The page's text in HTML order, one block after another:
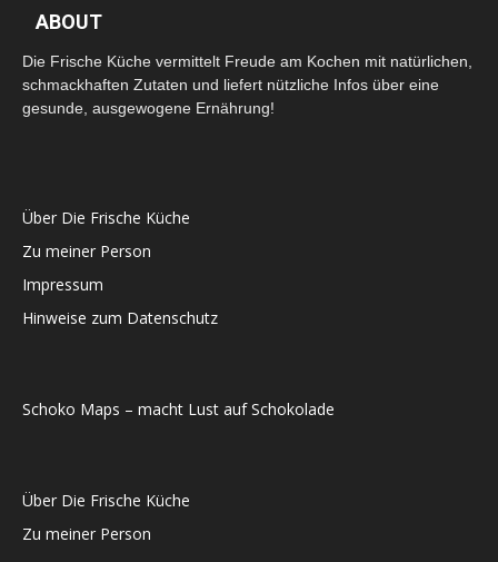
ABOUT
Die Frische Küche vermittelt Freude am Kochen mit natürlichen,
schmackhaften Zutaten und liefert nützliche Infos über eine
gesunde, ausgewogene Ernährung!
Über Die Frische Küche
Zu meiner Person
Impressum
Hinweise zum Datenschutz
Schoko Maps – macht Lust auf Schokolade
Über Die Frische Küche
Zu meiner Person